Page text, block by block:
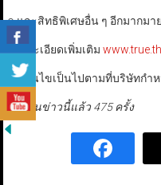
o และสิทธิพิเศษอื่น ๆ อีกมากมาย
รายละเอียดเพิ่มเติม
* เงื่อนไขเป็นไปตามที่บริษัทกำ
มีผู้อ่านข่าวนี้แล้ว 475 ครั้ง